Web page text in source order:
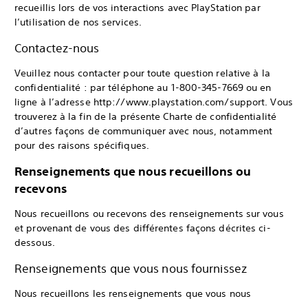
recueillis lors de vos interactions avec PlayStation par
l’utilisation de nos services.
Contactez-nous
Veuillez nous contacter pour toute question relative à la
confidentialité : par téléphone au 1-800-345-7669 ou en
ligne à l’adresse http://www.playstation.com/support. Vous
trouverez à la fin de la présente Charte de confidentialité
d’autres façons de communiquer avec nous, notamment
pour des raisons spécifiques.
Renseignements que nous recueillons ou
recevons
Nous recueillons ou recevons des renseignements sur vous
et provenant de vous des différentes façons décrites ci-
dessous.
Renseignements que vous nous fournissez
Nous recueillons les renseignements que vous nous